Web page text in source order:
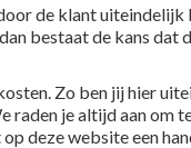
de klant
bestaat de kans
Zo ben jij hier
raden je altijd aan om
op deze websiteeen